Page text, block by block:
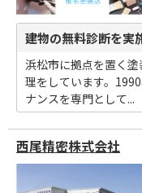
建物の無料診断を実
浜松市に拠点を置く
理をしています。
ナンスを専門として...
西尾精密株式会社